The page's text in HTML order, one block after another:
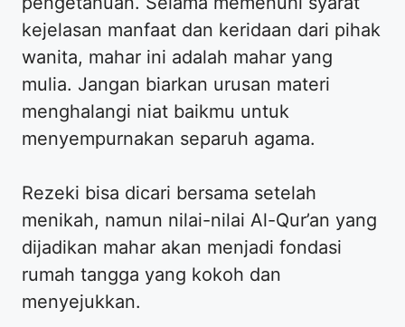
kejelasan manfaat dan keridaan dari pihak
wanita, mahar ini adalah mahar yang
mulia. Jangan biarkan urusan materi
menghalangi niat baikmu untuk
menyempurnakan separuh agama.
​Rezeki bisa dicari bersama setelah
menikah, namun nilai-nilai Al-Qur’an yang
dijadikan mahar akan menjadi fondasi
rumah tangga yang kokoh dan
menyejukkan.